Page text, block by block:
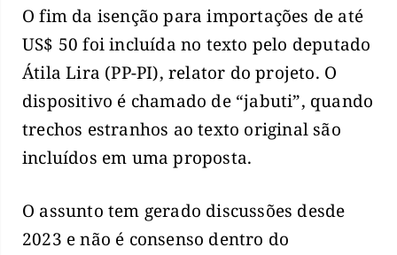
O fim da isenção para importações de até
US$ 50 foi incluída no texto pelo deputado
Átila Lira (PP-PI), relator do projeto. O
dispositivo é chamado de “jabuti”, quando
trechos estranhos ao texto original são
incluídos em uma proposta.
O assunto tem gerado discussões desde
2023 e não é consenso dentro do